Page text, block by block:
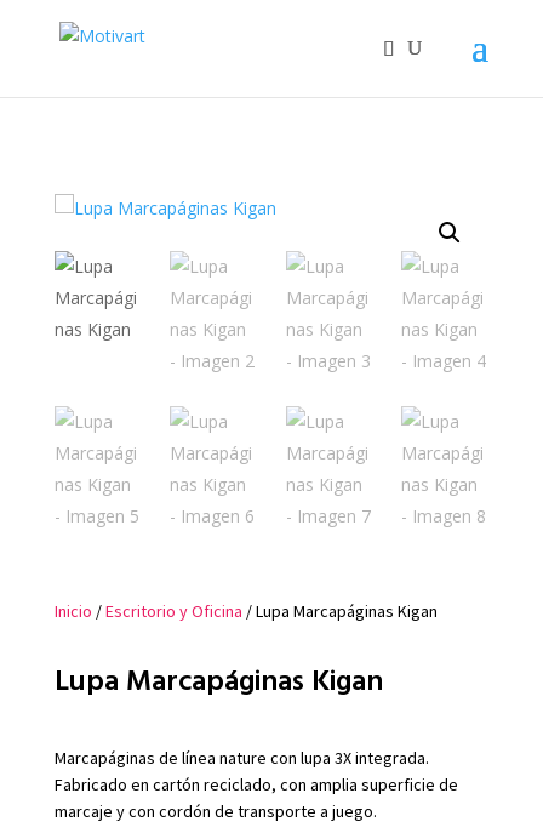
Inicio /Escritorio y Oficina / Lupa Marcapáginas Kigan
Lupa Marcapáginas Kigan
Marcapáginas de línea nature con lupa 3X integrada.
Fabricado en cartón reciclado, con amplia superficie de
marcaje y con cordón de transporte a juego.